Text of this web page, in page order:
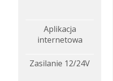
Aplikacja
internetowa
Zasilanie 12/24V